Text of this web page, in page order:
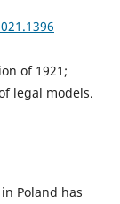
of 1921;
legal models.
Poland has